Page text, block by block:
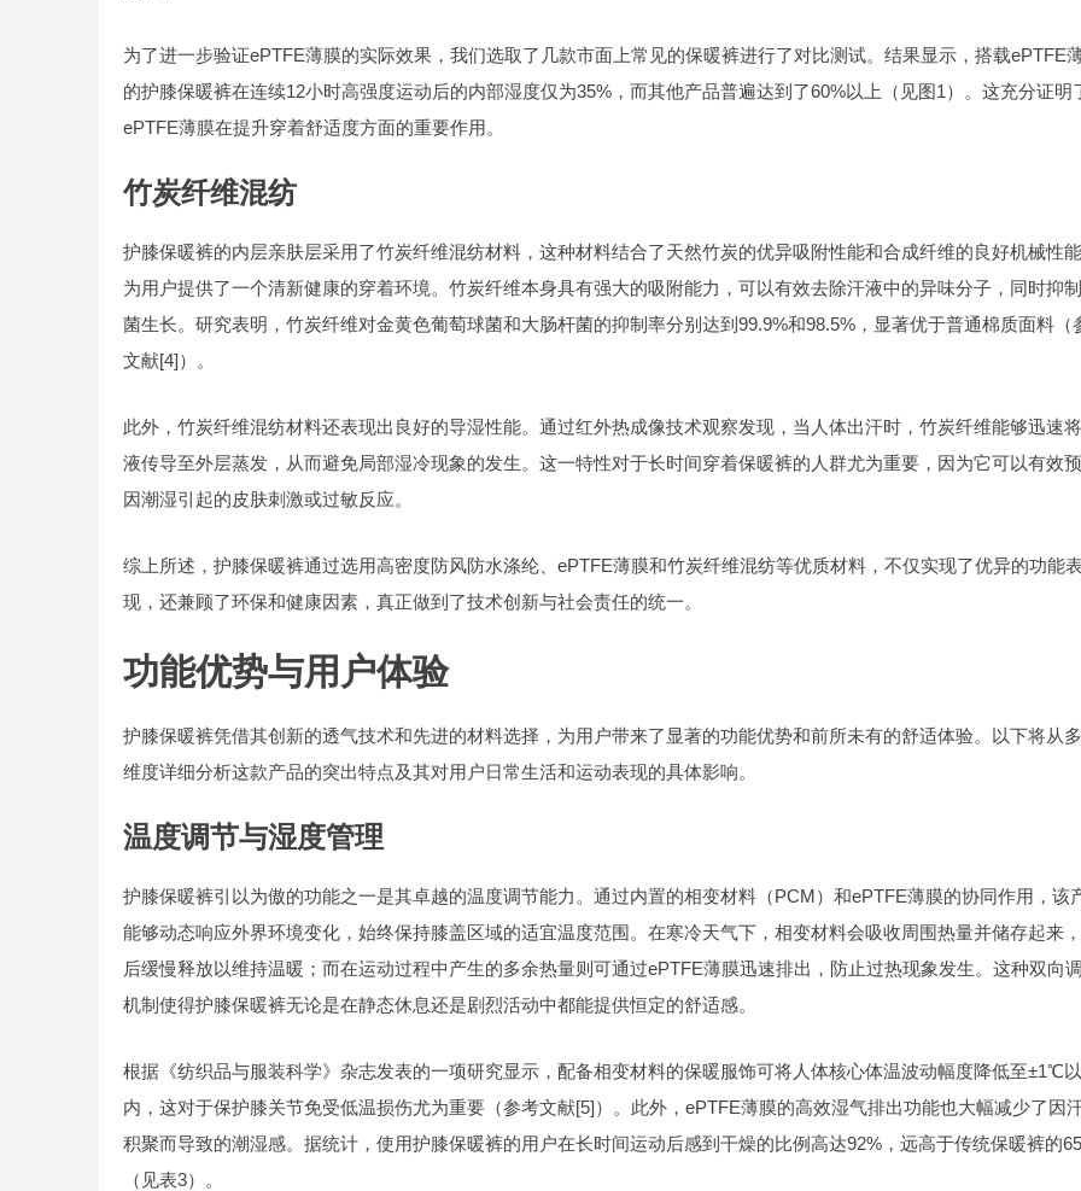
为了进一步验证ePTFE薄膜的实际效果，我们选取了几款市面上常见的保暖裤进行了对比测试。结果显示，搭载ePTFE
的护膝保暖裤在连续12小时高强度运动后的内部湿度仅为35%，而其他产品普遍达到了60%以上（见图1）。这充分证明
ePTFE薄膜在提升穿着舒适度方面的重要作用。
竹炭纤维混纺
护膝保暖裤的内层亲肤层采用了竹炭纤维混纺材料，这种材料结合了天然竹炭的优异吸附性能和合成纤维的良好机械性能
为用户提供了一个清新健康的穿着环境。竹炭纤维本身具有强大的吸附能力，可以有效去除汗液中的异味分子，同时抑
菌生长。研究表明，竹炭纤维对金黄色葡萄球菌和大肠杆菌的抑制率分别达到99.9%和98.5%，显著优于普通棉质面料（
文献[4]）。
此外，竹炭纤维混纺材料还表现出良好的导湿性能。通过红外热成像技术观察发现，当人体出汗时，竹炭纤维能够迅速
液传导至外层蒸发，从而避免局部湿冷现象的发生。这一特性对于长时间穿着保暖裤的人群尤为重要，因为它可以有效
因潮湿引起的皮肤刺激或过敏反应。
综上所述，护膝保暖裤通过选用高密度防风防水涤纶、ePTFE薄膜和竹炭纤维混纺等优质材料，不仅实现了优异的功能
现，还兼顾了环保和健康因素，真正做到了技术创新与社会责任的统一。
功能优势与用户体验
护膝保暖裤凭借其创新的透气技术和先进的材料选择，为用户带来了显著的功能优势和前所未有的舒适体验。以下将从
维度详细分析这款产品的突出特点及其对用户日常生活和运动表现的具体影响。
温度调节与湿度管理
护膝保暖裤引以为傲的功能之一是其卓越的温度调节能力。通过内置的相变材料（PCM）和ePTFE薄膜的协同作用，该
能够动态响应外界环境变化，始终保持膝盖区域的适宜温度范围。在寒冷天气下，相变材料会吸收周围热量并储存起来
后缓慢释放以维持温暖；而在运动过程中产生的多余热量则可通过ePTFE薄膜迅速排出，防止过热现象发生。这种双向
机制使得护膝保暖裤无论是在静态休息还是剧烈活动中都能提供恒定的舒适感。
根据《纺织品与服装科学》杂志发表的一项研究显示，配备相变材料的保暖服饰可将人体核心体温波动幅度降低至±1℃以
内，这对于保护膝关节免受低温损伤尤为重要（参考文献[5]）。此外，ePTFE薄膜的高效湿气排出功能也大幅减少了因
积聚而导致的潮湿感。据统计，使用护膝保暖裤的用户在长时间运动后感到干燥的比例高达92%，远高于传统保暖裤的
（见表3）。